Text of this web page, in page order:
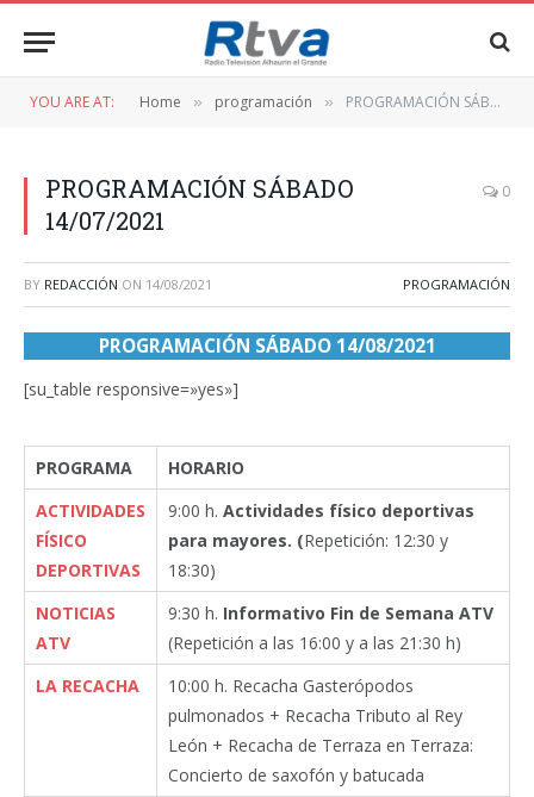
YOU ARE AT: Home » programación » PROGRAMACIÓN SÁBADO 14/07/2021
PROGRAMACIÓN SÁBADO
14/07/2021
0
BY REDACCIÓN ON 14/08/2021 PROGRAMACIÓN
PROGRAMACIÓN SÁBADO 14/08/2021
[su_table responsive=»yes»]
PROGRAMA
HORARIO
ACTIVIDADES
FÍSICO
DEPORTIVAS
9:00 h. Actividades físico deportivas
para mayores. (Repetición: 12:30 y
18:30)
NOTICIAS
ATV
9:30 h. Informativo Fin de Semana ATV
(Repetición a las 16:00 y a las 21:30 h)
LA RECACHA
10:00 h. Recacha Gasterópodos
pulmonados + Recacha Tributo al Rey
León + Recacha de Terraza en Terraza:
Concierto de saxofón y batucada